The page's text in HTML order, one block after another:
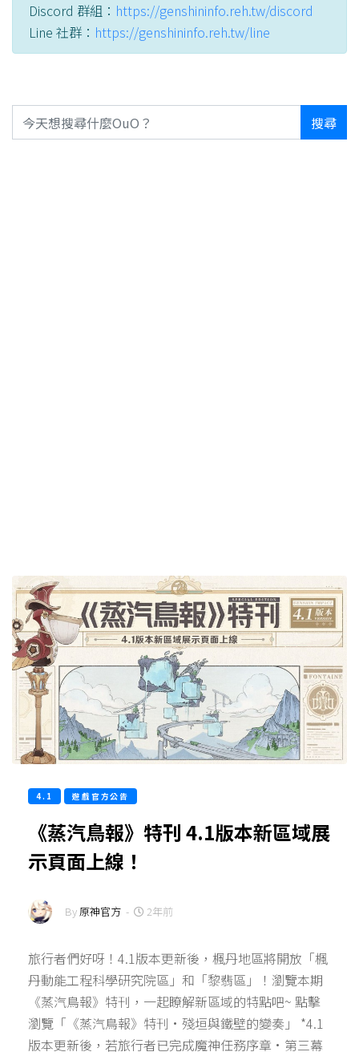
Discord 群組： https://genshininfo.reh.tw/discord
Line 社群： https://genshininfo.reh.tw/line
搜尋
4.1 遊戲官方公告
《蒸汽鳥報》特刊 4.1版本新區域展
示頁面上線！
By原神官方 - 2年前
旅行者們好呀！4.1版本更新後，楓丹地區將開放「楓
丹動能工程科學研究院區」和「黎翡區」！瀏覽本期
《蒸汽鳥報》特刊，一起瞭解新區域的特點吧~ 點擊
瀏覽「《蒸汽鳥報》特刊·殘垣與鐵壁的變奏」 *4.1
版本更新後，若旅行者已完成魔神任務序章·第三幕